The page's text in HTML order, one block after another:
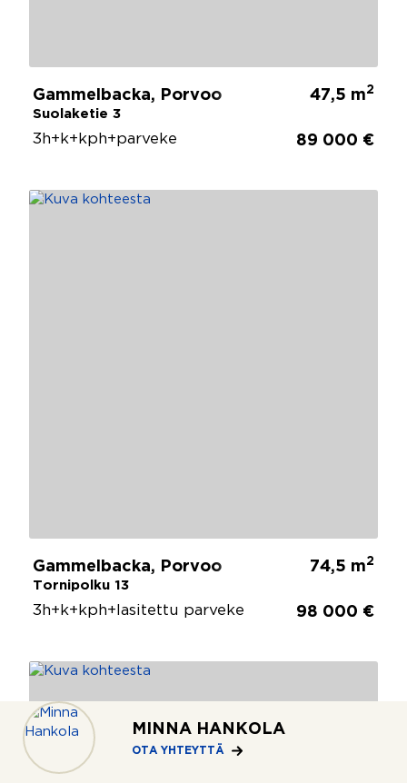
MINNA HANKOLA
OTA YHTEYTTÄ
Gammelbacka, Porvoo
Suolaketie 3
47,5 m2
3h+k+kph+parveke 89 000 €
Gammelbacka, Porvoo
Tornipolku 13
74,5 m2
3h+k+kph+lasitettu parveke 98 000 €